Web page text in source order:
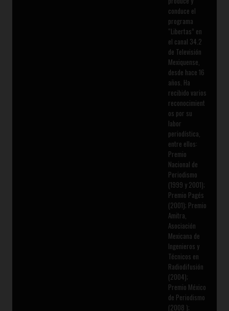
conduce el
programa
“Libertas” en
el canal 34.2
de Televisión
Mexiquense,
desde hace 16
años. Ha
recibido varios
reconocimient
os por su
labor
periodística,
entre ellos:
Premio
Nacional de
Periodismo
(1999 y 2001);
Premio Pagés
(2001); Premio
Amitra,
Asociación
Mexicana de
Ingenieros y
Técnicos en
Radiodifusión
(2004);
Premio México
de Periodismo
(2008 );